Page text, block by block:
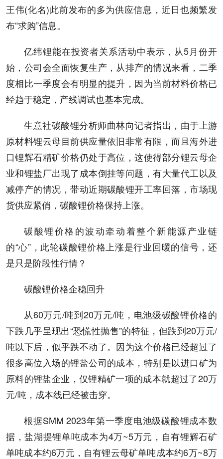
王伟(化名)此前发布的多为供应信息，近日也频繁发
布“求购”信息。
亿纬锂能在投资者关系活动中表示，从5月份开
始，公司会全面恢复生产，从排产的情况来看，二季
度相比一季度会有明显的提升，因为当前材料价格已
经趋于稳定，产线调试也基本完成。
生意社碳酸锂分析师曲林向记者指出，由于上游
原材料锂云母目前供应量依旧非常有限，而且海外进
口锂辉石精矿价格仍处于高位，这使得部分锂云母企
业和锂盐厂出现了成本倒挂等问题，有大量代工以及
减停产的情况，带动近期碳酸锂开工率回落，市场现
货供应紧俏，碳酸锂价格保持上涨。
碳酸锂价格的波动牵动着整个新能源产业链
的“心”，此轮碳酸锂价格上涨是行业回暖的信号，还
是只是阶段性行情？
碳酸锂价格企稳回升
从60万元/吨到20万元/吨，电池级碳酸锂价格的
下跌几乎呈现出“恐慌性抛售”的特征，但跌到20万元/
吨以下后，似乎跌不动了。因为这个价格已经超过了
很多高位入场的锂盐公司的成本，特别是以进口矿为
原料的锂盐企业，仅锂精矿一项的成本就超过了20万
元/吨，成本线已经被击穿。
根据SMM 2023年第一季度电池级碳酸锂成本数
据，盐湖提锂单吨成本为4万~5万元，自有锂辉石矿
单吨成本约6万元，自有锂云母矿单吨成本约6万~8万